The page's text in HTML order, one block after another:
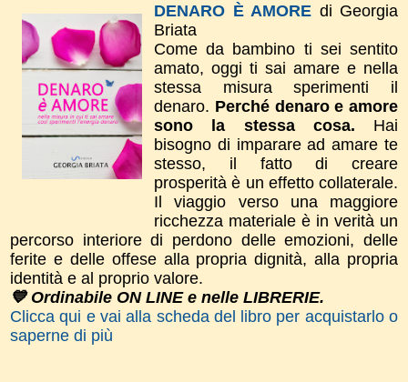
DENARO È AMORE di Georgia
Briata
Come da bambino ti sei sentito
amato, oggi ti sai amare e nella
stessa misura sperimenti il
denaro. Perché denaro e amore
sono la stessa cosa. Hai
bisogno di imparare ad amare te
stesso, il fatto di creare
prosperità è un effetto collaterale.
Il viaggio verso una maggiore
ricchezza materiale è in verità un
percorso interiore di perdono delle emozioni, delle
ferite e delle offese alla propria dignità, alla propria
identità e al proprio valore.
💙 Ordinabile ON LINE e nelle LIBRERIE.
Clicca qui e vai alla scheda del libro per acquistarlo o
saperne di più